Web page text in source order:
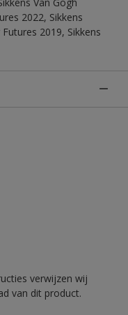
2022, Sikkens
2019, Sikkens
verwijzen wij
van dit product.